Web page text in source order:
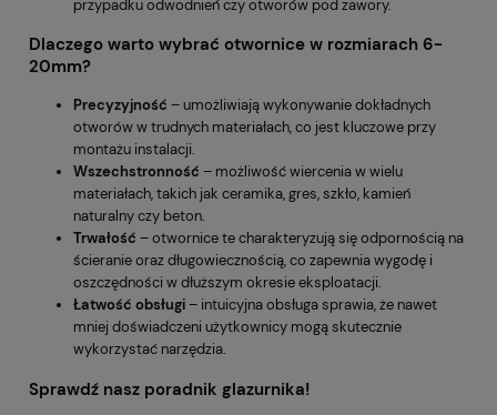
przypadku odwodnień czy otworów pod zawory.
Dlaczego warto wybrać otwornice w rozmiarach 6-
20mm?
Precyzyjność – umożliwiają wykonywanie dokładnych
otworów w trudnych materiałach, co jest kluczowe przy
montażu instalacji.
Wszechstronność – możliwość wiercenia w wielu
materiałach, takich jak ceramika, gres, szkło, kamień
naturalny czy beton.
Trwałość – otwornice te charakteryzują się odpornością na
ścieranie oraz długowiecznością, co zapewnia wygodę i
oszczędności w dłuższym okresie eksploatacji.
Łatwość obsługi– intuicyjna obsługa sprawia, że nawet
mniej doświadczeni użytkownicy mogą skutecznie
wykorzystać narzędzia.
Sprawdź nasz poradnik glazurnika!